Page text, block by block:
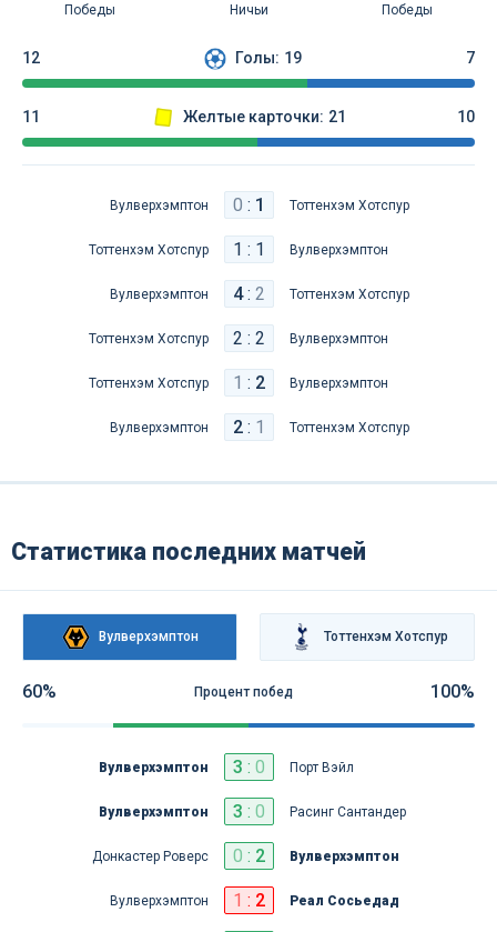
Победы Ничьи Победы
12 Голы: 19 7
11 Желтые карточки: 21 10
Вулверхэмптон 0 : 1 Тоттенхэм Хотспур
Тоттенхэм Хотспур 1 : 1 Вулверхэмптон
Вулверхэмптон 4: 2 Тоттенхэм Хотспур
Тоттенхэм Хотспур 2 : 2 Вулверхэмптон
Тоттенхэм Хотспур 1 : 2 Вулверхэмптон
Вулверхэмптон 2: 1 Тоттенхэм Хотспур
Статистика последних матчей
Вулверхэмптон Тоттенхэм Хотспур
60% Процент побед 100%
Вулверхэмптон 3 : 0 Порт Вэйл
Вулверхэмптон 3 : 0 Расинг Сантандер
Донкастер Роверс 0 : 2 Вулверхэмптон
Вулверхэмптон 1 : 2 Реал Сосьедад